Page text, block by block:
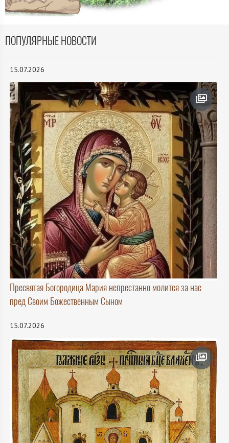
ПОПУЛЯРНЫЕ НОВОСТИ
15.07.2026
Пресвятая Богородица Мария непрестанно молится за нас
пред Своим Божественным Сыном
15.07.2026